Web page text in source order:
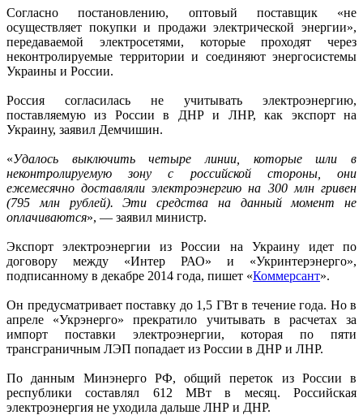
Согласно постановлению, оптовый поставщик «не
осуществляет покупки и продажи электрической энергии»,
передаваемой электросетями, которые проходят через
неконтролируемые территории и соединяют энергосистемы
Украины и России.
Россия согласилась не учитывать электроэнергию,
поставляемую из России в ДНР и ЛНР, как экспорт на
Украину, заявил Демчишин.
«Удалось выключить четыре линии, которые шли в
неконтролируемую зону с российской стороны, они
ежемесячно доставляли электроэнергию на 300 млн гривен
(795 млн рублей). Эти средства на данный момент не
оплачиваются», — заявил министр.
Экспорт электроэнергии из России на Украину идет по
договору между «Интер РАО» и «Укринтерэнерго»,
подписанному в декабре 2014 года, пишет «Коммерсант».
Он предусматривает поставку до 1,5 ГВт в течение года. Но в
апреле «Укрэнерго» прекратило учитывать в расчетах за
импорт поставки электроэнергии, которая по пяти
трансграничным ЛЭП попадает из России в ДНР и ЛНР.
По данным Минэнерго РФ, общий переток из России в
республики составлял 612 МВт в месяц. Российская
электроэнергия не уходила дальше ЛНР и ДНР.